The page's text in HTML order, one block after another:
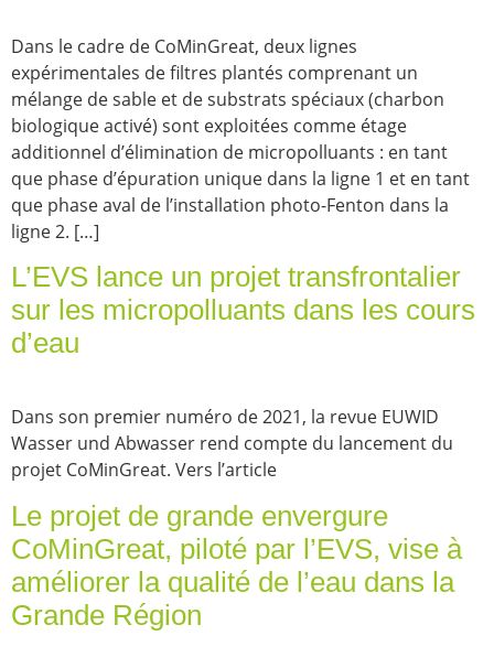
Dans le cadre de CoMinGreat, deux lignes
expérimentales de filtres plantés comprenant un
mélange de sable et de substrats spéciaux (charbon
biologique activé) sont exploitées comme étage
additionnel d’élimination de micropolluants : en tant
que phase d’épuration unique dans la ligne 1 et en tant
que phase aval de l’installation photo-Fenton dans la
ligne 2. […]
L’EVS lance un projet transfrontalier
sur les micropolluants dans les cours
d’eau
Dans son premier numéro de 2021, la revue EUWID
Wasser und Abwasser rend compte du lancement du
projet CoMinGreat. Vers l’article
Le projet de grande envergure
CoMinGreat, piloté par l’EVS, vise à
améliorer la qualité de l’eau dans la
Grande Région